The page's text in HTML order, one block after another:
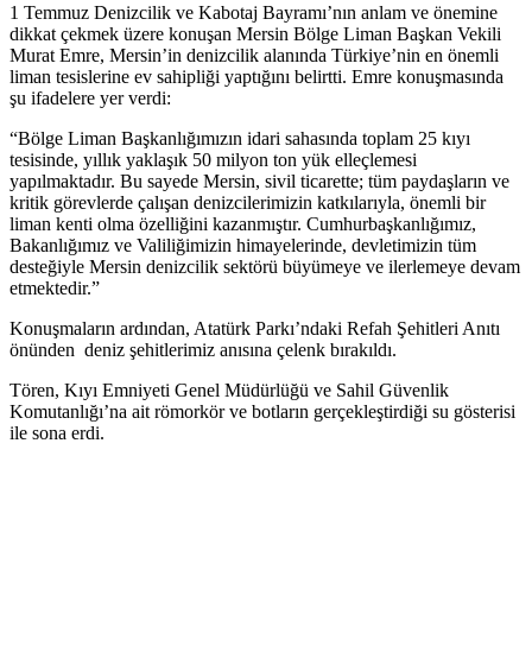
1 Temmuz Denizcilik ve Kabotaj Bayramı’nın anlam ve önemine
dikkat çekmek üzere konuşan Mersin Bölge Liman Başkan Vekili
Murat Emre, Mersin’in denizcilik alanında Türkiye’nin en önemli
liman tesislerine ev sahipliği yaptığını belirtti. Emre konuşmasında
şu ifadelere yer verdi:
“Bölge Liman Başkanlığımızın idari sahasında toplam 25 kıyı
tesisinde, yıllık yaklaşık 50 milyon ton yük elleçlemesi
yapılmaktadır. Bu sayede Mersin, sivil ticarette; tüm paydaşların ve
kritik görevlerde çalışan denizcilerimizin katkılarıyla, önemli bir
liman kenti olma özelliğini kazanmıştır. Cumhurbaşkanlığımız,
Bakanlığımız ve Valiliğimizin himayelerinde, devletimizin tüm
desteğiyle Mersin denizcilik sektörü büyümeye ve ilerlemeye devam
etmektedir.”
Konuşmaların ardından, Atatürk Parkı’ndaki Refah Şehitleri Anıtı
önünden deniz şehitlerimiz anısına çelenk bırakıldı.
Tören, Kıyı Emniyeti Genel Müdürlüğü ve Sahil Güvenlik
Komutanlığı’na ait römorkör ve botların gerçekleştirdiği su gösterisi
ile sona erdi.